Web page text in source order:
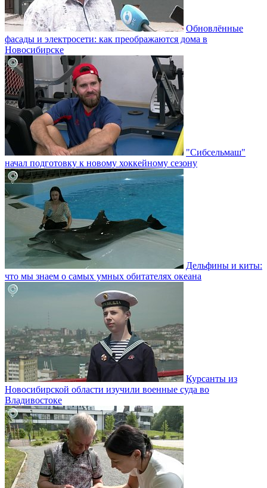
Обновлённые
фасады и электросети: как преображаются дома в
Новосибирске
"Сибсельмаш"
начал подготовку к новому хоккейному сезону
Дельфины и киты:
что мы знаем о самых умных обитателях океана
Курсанты из
Новосибирской области изучили военные суда во
Владивостоке